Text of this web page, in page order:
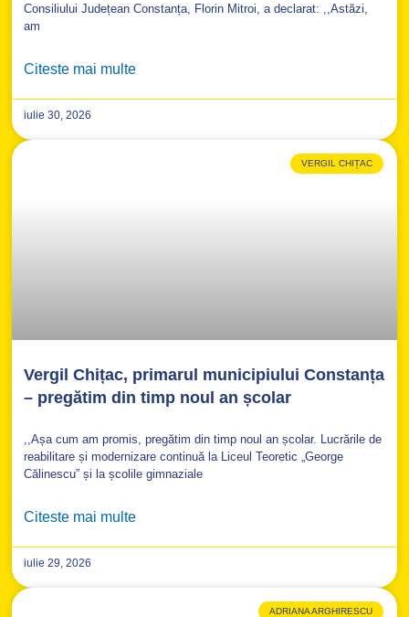
Consiliului Județean Constanța, Florin Mitroi, a declarat: ,,Astăzi,
am
Citeste mai multe
iulie 30, 2026
VERGIL CHIȚAC
Vergil Chițac, primarul municipiului Constanța
– pregătim din timp noul an școlar
,,Așa cum am promis, pregătim din timp noul an școlar. Lucrările de
reabilitare și modernizare continuă la Liceul Teoretic „George
Călinescu” și la școlile gimnaziale
Citeste mai multe
iulie 29, 2026
ADRIANA ARGHIRESCU